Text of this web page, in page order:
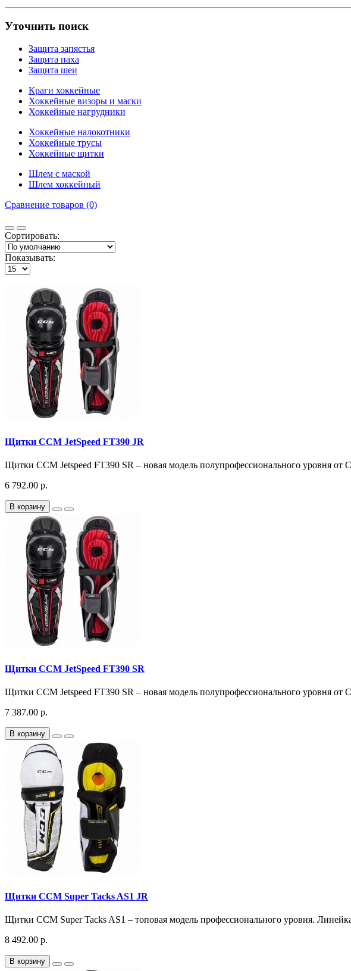
Уточнить поиск
Защита запястья
Защита паха
Защита шеи
Краги хоккейные
Хоккейные визоры и маски
Хоккейные нагрудники
Хоккейные налокотники
Хоккейные трусы
Хоккейные щитки
Шлем с маской
Шлем хоккейный
Сравнение товаров (0)
Сортировать:
Показывать:
Щитки CCM JetSpeed FT390 JR
Щитки CCM Jetspeed FT390 SR – новая модель полупрофессионального уровня от
6 792.00 р.
В корзину
Щитки CCM JetSpeed FT390 SR
Щитки CCM Jetspeed FT390 SR – новая модель полупрофессионального уровня от
7 387.00 р.
В корзину
Щитки CCM Super Tacks AS1 JR
Щитки CCM Super Tacks AS1 – топовая модель профессионального уровня.
8 492.00 р.
В корзину